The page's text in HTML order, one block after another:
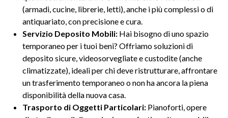
(armadi, cucine, librerie, letti), anche i più complessi o di
antiquariato, con precisione e cura.
Servizio Deposito Mobili: Hai bisogno di uno spazio
temporaneo per i tuoi beni? Offriamo soluzioni di
deposito sicure, videosorvegliate e custodite (anche
climatizzate), ideali per chi deve ristrutturare, affrontare
un trasferimento temporaneo o non ha ancora la piena
disponibilità della nuova casa.
Trasporto di Oggetti Particolari: Pianoforti, opere